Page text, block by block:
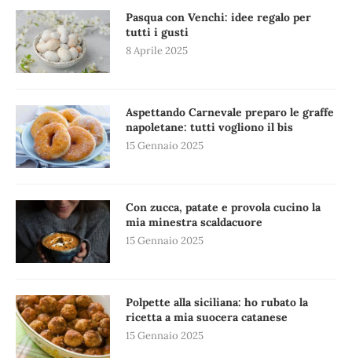
Pasqua con Venchi: idee regalo per
tutti i gusti
8 Aprile 2025
Aspettando Carnevale preparo le graffe
napoletane: tutti vogliono il bis
15 Gennaio 2025
Con zucca, patate e provola cucino la
mia minestra scaldacuore
15 Gennaio 2025
Polpette alla siciliana: ho rubato la
ricetta a mia suocera catanese
15 Gennaio 2025